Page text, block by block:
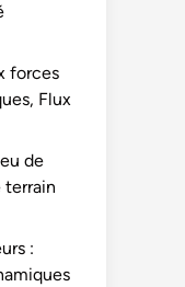
forces
Flux
de
: